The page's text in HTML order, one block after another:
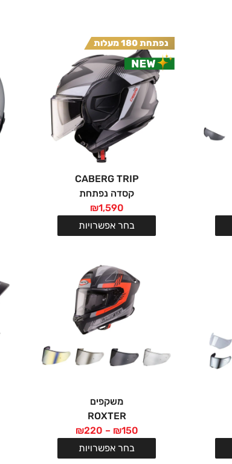
נפתחת 180 מעלות
CABERG TRIP
קסדה נפתחת
₪1,590
בחר אפשרויות
משקפים
ROXTER
₪150
–
₪220
בחר אפשרויות